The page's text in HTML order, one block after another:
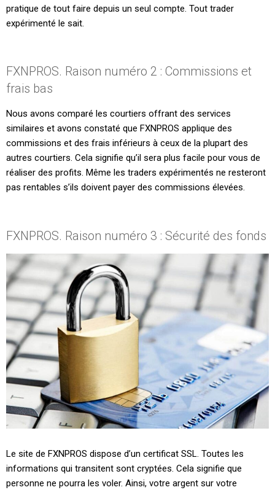
pratique de tout faire depuis un seul compte. Tout trader
expérimenté le sait.
FXNPROS. Raison numéro 2 : Commissions et
frais bas
Nous avons comparé les courtiers offrant des services
similaires et avons constaté que FXNPROS applique des
commissions et des frais inférieurs à ceux de la plupart des
autres courtiers. Cela signifie qu’il sera plus facile pour vous de
réaliser des profits. Même les traders expérimentés ne resteront
pas rentables s’ils doivent payer des commissions élevées.
FXNPROS. Raison numéro 3 : Sécurité des fonds
Le site de FXNPROS dispose d’un certificat SSL. Toutes les
informations qui transitent sont cryptées. Cela signifie que
personne ne pourra les voler. Ainsi, votre argent sur votre